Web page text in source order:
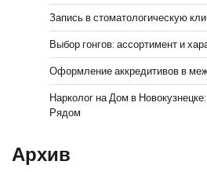
Запись в стоматологическую
Выбор гонгов: ассортимент и
Оформление аккредитивов в
Нарколог на Дом в
Рядом
Архив